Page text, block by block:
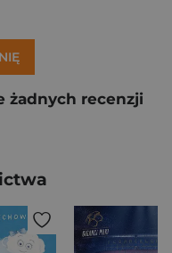
żadnych recenzji